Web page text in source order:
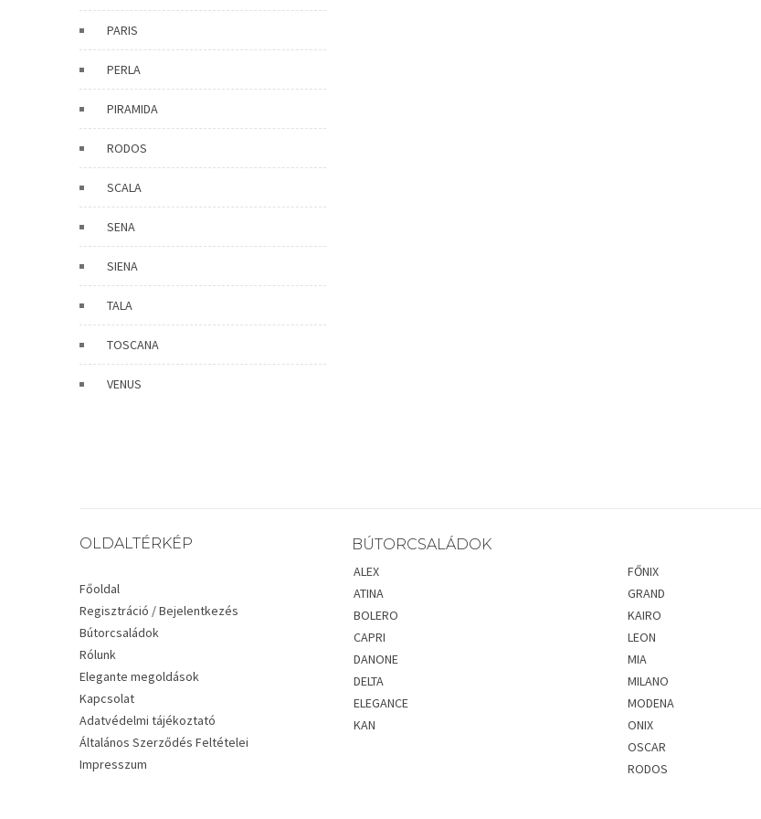
PARIS
PERLA
PIRAMIDA
RODOS
SCALA
SENA
SIENA
TALA
TOSCANA
VENUS
BÚTORCSALÁDOK
OLDALTÉRKÉP
Főoldal
Regisztráció / Bejelentkezés
Bútorcsaládok
Rólunk
Elegante megoldások
Kapcsolat
Adatvédelmi tájékoztató
Általános Szerződés Feltételei
Impresszum
ALEX
ATINA
BOLERO
CAPRI
DANONE
DELTA
ELEGANCE
KAN
FŐNIX
GRAND
KAIRO
LEON
MIA
MILANO
MODENA
ONIX
OSCAR
RODOS